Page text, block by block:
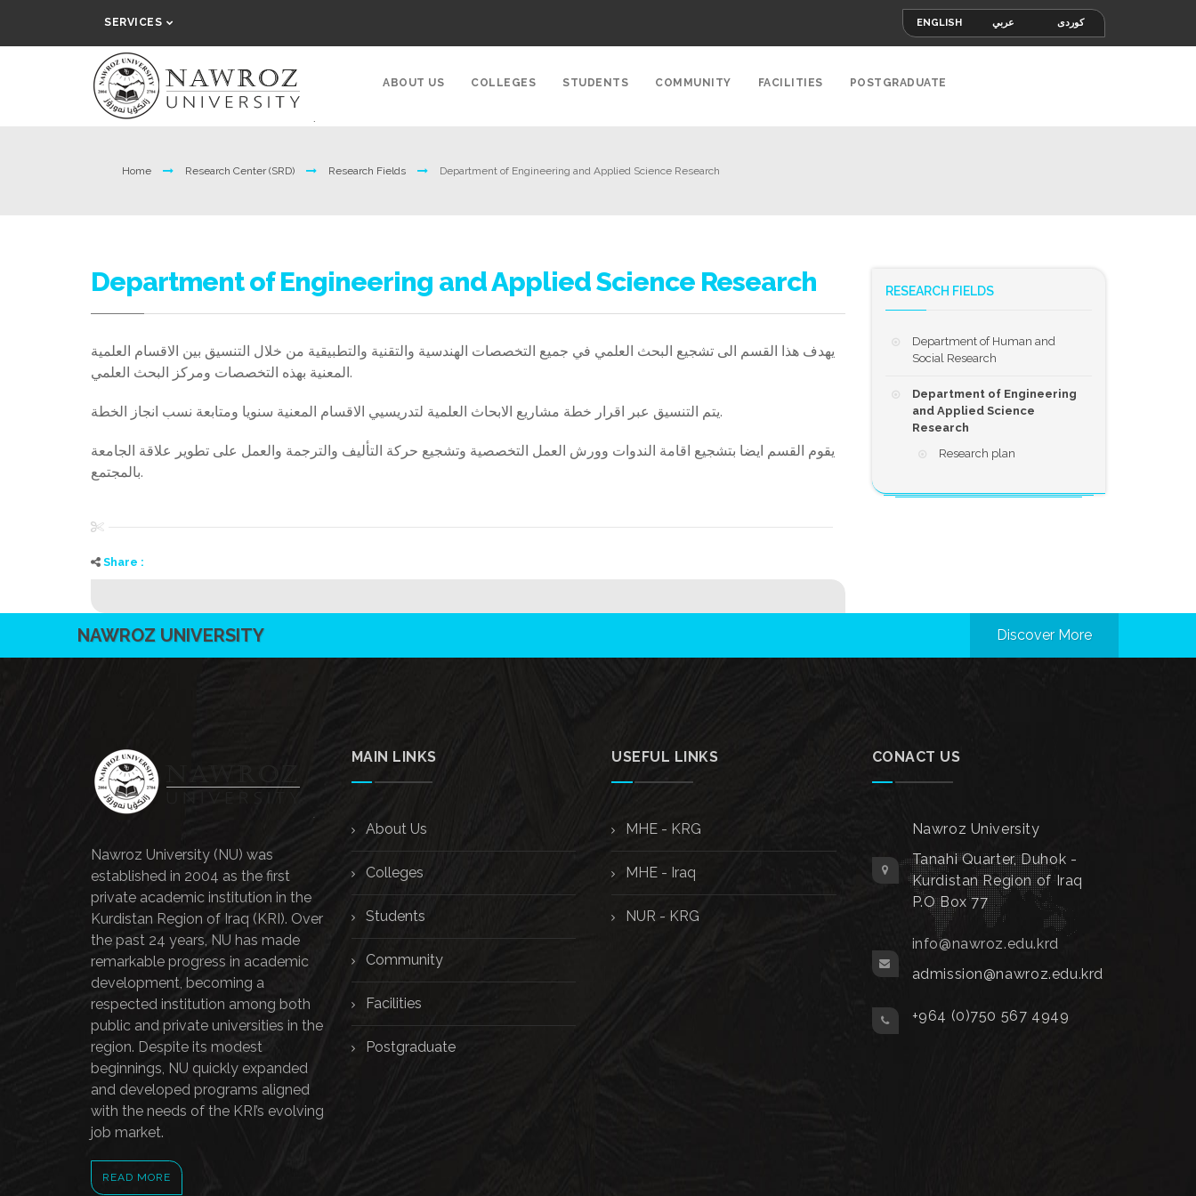
SERVICES ENGLISH عربي کوردی
ABOUT US COLLEGES STUDENTS COMMUNITY FACILITIES POSTGRADUATE
Home Research Center (SRD) Research Fields Department of Engineering and Applied Science Research
Department of Engineering and Applied Science Research
يهدف هذا القسم الى تشجيع البحث العلمي في جميع التخصصات الهندسية والتقنية والتطبيقية من خلال التنسيق بين الاقسام العلمية
المعنية بهذه التخصصات ومركز البحث العلمي.
يتم التنسيق عبر اقرار خطة مشاريع الابحاث العلمية لتدريسيي الاقسام المعنية سنويا ومتابعة نسب انجاز الخطة.
يقوم القسم ايضا بتشجيع اقامة الندوات وورش العمل التخصصية وتشجيع حركة التأليف والترجمة والعمل على تطوير علاقة الجامعة
بالمجتمع.
Share :
RESEARCH FIELDS
Department of Human and
Social Research
Department of Engineering
and Applied Science
Research
Research plan
NAWROZ UNIVERSITY Discover More
Nawroz University (NU) was
established in 2004 as the first
private academic institution in the
Kurdistan Region of Iraq (KRI). Over
the past 24 years, NU has made
remarkable progress in academic
development, becoming a
respected institution among both
public and private universities in the
region. Despite its modest
beginnings, NU quickly expanded
and developed programs aligned
with the needs of the KRI’s evolving
job market.
READ MORE
MAIN LINKS
About Us
Colleges
Students
Community
Facilities
Postgraduate
USEFUL LINKS
MHE - KRG
MHE - Iraq
NUR - KRG
CONACT US
Nawroz University
Tanahi Quarter, Duhok -
Kurdistan Region of Iraq
P.O Box 77
info@nawroz.edu.krd
admission@nawroz.edu.krd
+964 (0)750 567 4949